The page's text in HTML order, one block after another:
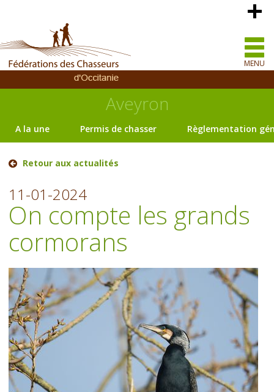
MENU
Aveyron
A la une Permis de chasser Règlementation
Retour aux actualités
11-01-2024
On compte les grands
cormorans